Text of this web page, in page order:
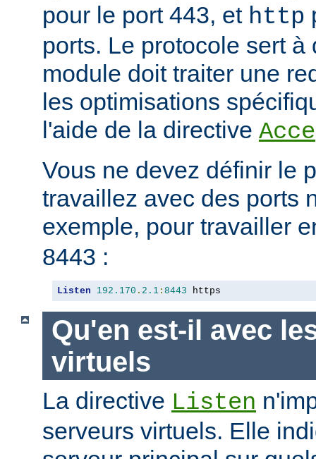
pour le port 443, et http
ports. Le protocole sert à
module doit traiter une
les optimisations
l'aide de la directive
Vous ne devez définir le
travaillez avec des ports
exemple, pour travailler
8443 :
Listen 192.170 . 2.1 : 8443 https
Qu'en est-il avec
virtuels
La directive Listen
serveurs virtuels. Elle